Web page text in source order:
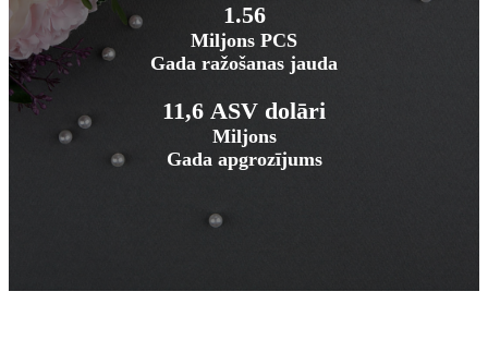
1.56
Miljons PCS
Gada ražošanas jauda
11,6 ASV dolāri
Miljons
Gada apgrozījums